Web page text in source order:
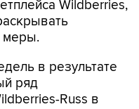
Wildberries,
меры.
в результате
ряд
Russ в